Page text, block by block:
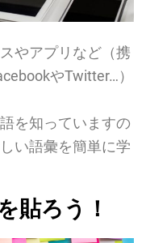
やアプリなど（携
やTwitter…）
を知っていますの
い語彙を簡単に学
貼ろう！